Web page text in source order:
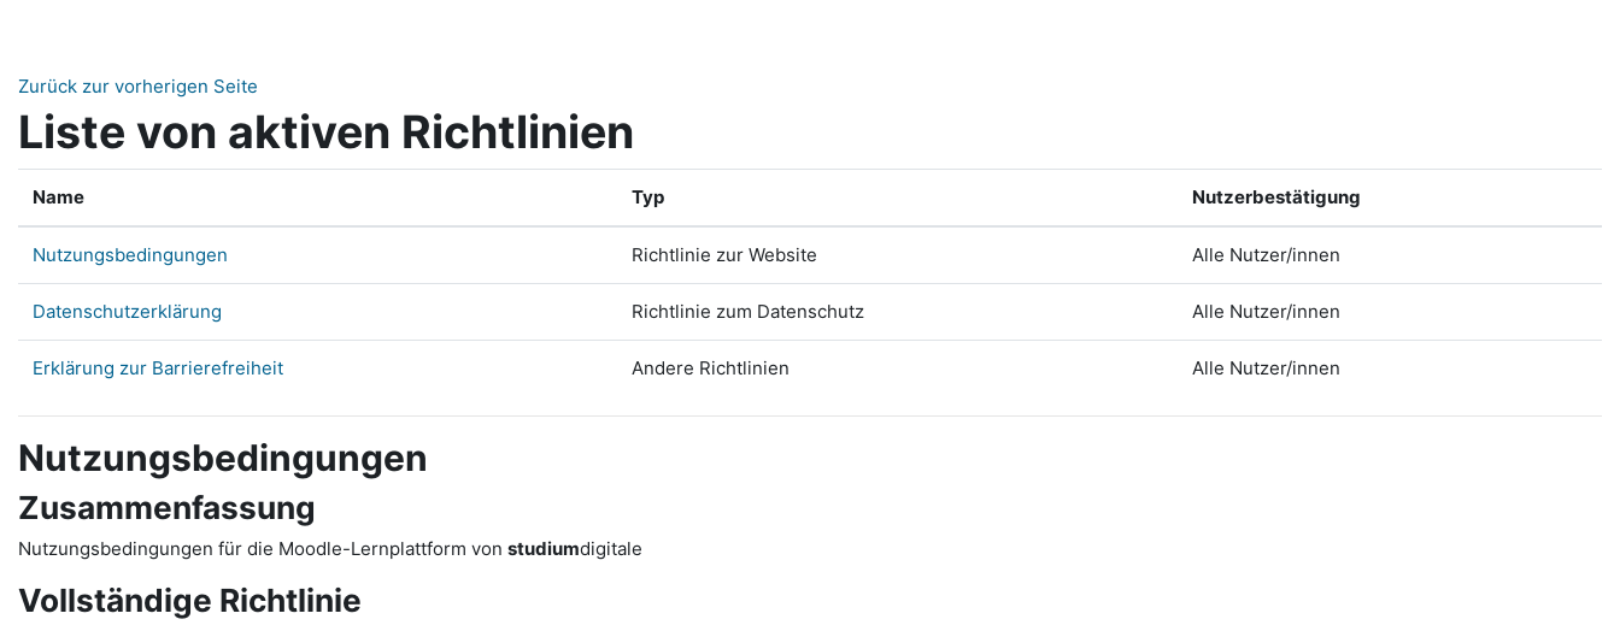
Zurück zur vorherigen Seite
Liste von aktiven Richtlinien
Name Typ Nutzerbestätigung
Nutzungsbedingungen Richtlinie zur Website Alle Nutzer/innen
Datenschutzerklärung Richtlinie zum Datenschutz Alle Nutzer/innen
Erklärung zur Barrierefreiheit Andere Richtlinien Alle Nutzer/innen
Nutzungsbedingungen
Zusammenfassung
Nutzungsbedingungen für die Moodle-Lernplattform von studiumdigitale
Vollständige Richtlinie